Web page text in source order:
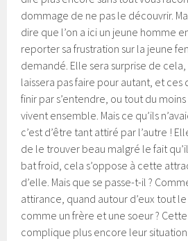
dommage de ne pas le découvrir.
dire que l’on a ici un jeune homme
reporter sa frustration sur la jeune
demandé. Elle sera surprise de
laissera pas faire pour autant, et
finir par s’entendre, ou tout du
vivent ensemble. Mais ce qu’ils
c’est d’être tant attiré par l’autre !
de le trouver beau malgré le fait
bat froid, cela s’oppose à cette
d’elle. Mais que se passe-t-il ?
attirance, quand autour d’eux tout
comme un frère et une soeur ?
complique plus encore leur